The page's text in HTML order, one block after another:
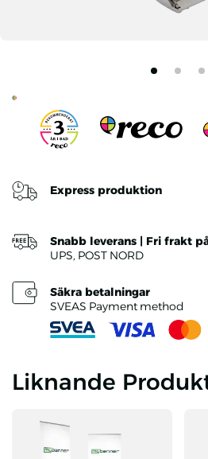
Express produktion
Snabb leverans | Fri frakt
UPS, POST NORD
Säkra betalningar
SVEAS Payment method
Liknande